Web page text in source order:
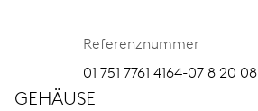
Referenznummer
01 751 7761 4164-07 8 20 08
GEHÄUSE